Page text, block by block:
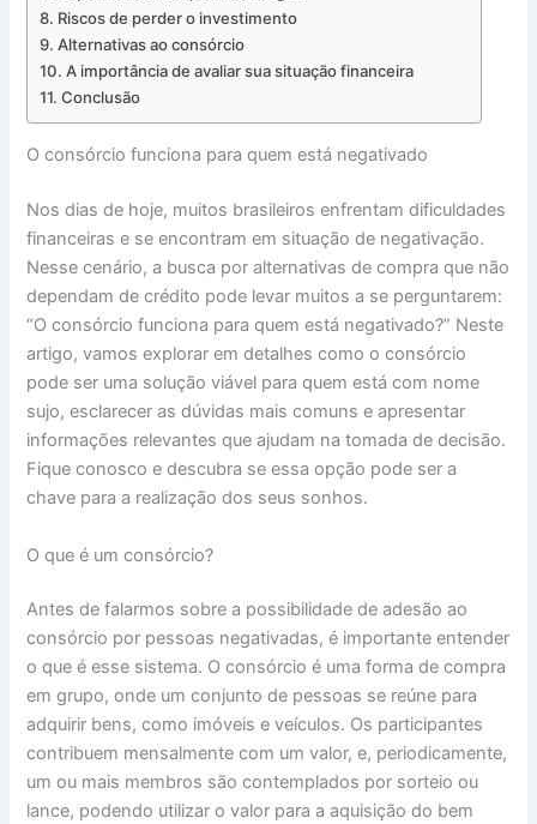
Riscos de perder o investimento
Alternativas ao consórcio
A importância de avaliar sua situação financeira
Conclusão
O consórcio funciona para quem está negativado
Nos dias de hoje, muitos brasileiros enfrentam dificuldades
financeiras e se encontram em situação de negativação.
Nesse cenário, a busca por alternativas de compra que não
dependam de crédito pode levar muitos a se perguntarem:
“O consórcio funciona para quem está negativado?” Neste
artigo, vamos explorar em detalhes como o consórcio
pode ser uma solução viável para quem está com nome
sujo, esclarecer as dúvidas mais comuns e apresentar
informações relevantes que ajudam na tomada de decisão.
Fique conosco e descubra se essa opção pode ser a
chave para a realização dos seus sonhos.
O que é um consórcio?
Antes de falarmos sobre a possibilidade de adesão ao
consórcio por pessoas negativadas, é importante entender
o que é esse sistema. O consórcio é uma forma de compra
em grupo, onde um conjunto de pessoas se reúne para
adquirir bens, como imóveis e veículos. Os participantes
contribuem mensalmente com um valor, e, periodicamente,
um ou mais membros são contemplados por sorteio ou
lance, podendo utilizar o valor para a aquisição do bem